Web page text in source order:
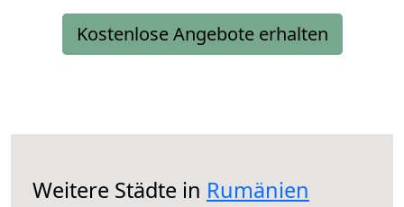
Kostenlose Angebote erhalten
Weitere Städte in Rumänien